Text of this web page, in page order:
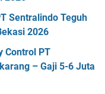
Sentralindo Teguh
2026
Control PT
– Gaji 5-6 Juta